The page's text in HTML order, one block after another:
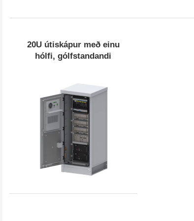
10-14U;Eitt lag;Veggfest
20U útiskápur með einu
hólfi, gólfstandandi
Við erum hér til að svara spurningum þínum og veita